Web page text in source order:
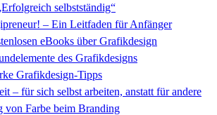
selbstständig“
– Ein Leitfaden für Anfänger
eBooks über Grafikdesign
des Grafikdesigns
Grafikdesign-Tipps
– für sich selbst arbeiten, anstatt für andere
von Farbe beim Branding